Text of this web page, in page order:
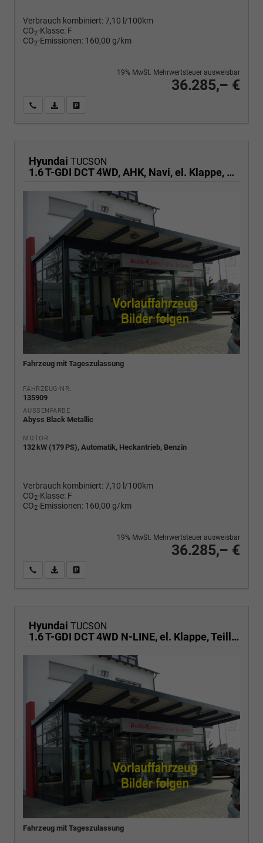
Verbrauch kombiniert:7,10 l/100km
CO2-Klasse: F
CO2-Emissionen: 160,00 g/km
36.285,– €
19% MwSt. Mehrwertsteuer ausweisbar
Wir rufen Sie anPDF-Fahrzeugexposé drucken
Hyundai TUCSON
1.6 T-GDI DCT 4WD, AHK, Navi, el. Klappe, Kamera, Side, Winter, 19-Zoll
Fahrzeug mit Tageszulassung
FAHRZEUG-NR.
135909
AUSSENFARBE
Abyss Black Metallic
MOTOR
132 kW (179 PS), Automatik, Heckantrieb, Benzin
Verbrauch kombiniert:7,10 l/100km
CO2-Klasse: F
CO2-Emissionen: 160,00 g/km
36.285,– €
19% MwSt. Mehrwertsteuer ausweisbar
Wir rufen Sie anPDF-Fahrzeugexposé drucken
Hyundai TUCSON
1.6 T-GDI DCT 4WD N-LINE, el. Klappe, Teilleder, Navi, Kamera, ACC
Fahrzeug mit Tageszulassung